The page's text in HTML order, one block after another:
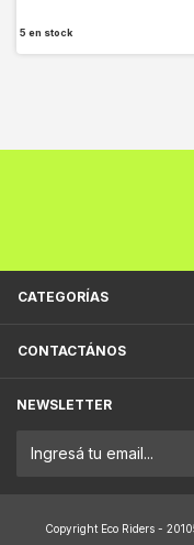
5 en stock
CATEGORÍAS
CONTACTÁNOS
NEWSLETTER
Copyright Eco Riders -